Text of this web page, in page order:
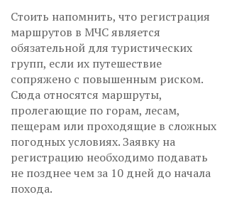
Стоить напомнить, что регистрация
маршрутов в МЧС является
обязательной для туристических
групп, если их путешествие
сопряжено с повышенным риском.
Сюда относятся маршруты,
пролегающие по горам, лесам,
пещерам или проходящие в сложных
погодных условиях. Заявку на
регистрацию необходимо подавать
не позднее чем за 10 дней до начала
похода.